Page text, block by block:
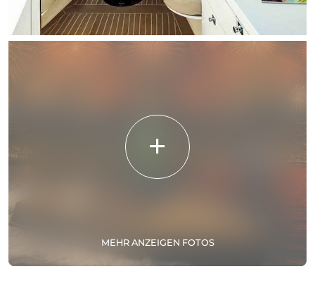
MEHR ANZEIGEN FOTOS